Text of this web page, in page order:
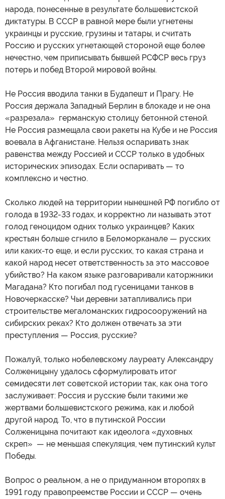
народа, понесенные в результате большевистской
диктатуры. В СССР в равной мере были угнетены
украинцы и русские, грузины и татары, и считать
Россию и русских угнетающей стороной еще более
нечестно, чем приписывать бывшей РСФСР весь груз
потерь и побед Второй мировой войны.
Не Россия вводила танки в Будапешт и Прагу. Не
Россия держала Западный Берлин в блокаде и не она
«разрезала» германскую столицу бетонной стеной.
Не Россия размещала свои ракеты на Кубе и не Россия
воевала в Афганистане. Нельзя оспаривать знак
равенства между Россией и СССР только в удобных
исторических эпизодах. Если оспаривать — то
комплексно и честно.
Сколько людей на территории нынешней РФ погибло от
голода в 1932-33 годах, и корректно ли называть этот
голод геноцидом одних только украинцев? Каких
крестьян больше сгнило в Беломорканале — русских
или каких-то еще, и если русских, то какая страна и
какой народ несет ответственность за это массовое
убийство? На каком языке разговаривали каторжники
Магадана? Кто погибал под гусеницами танков в
Новочеркасске? Чьи деревни затапливались при
строительстве мегаломанских гидросооружений на
сибирских реках? Кто должен отвечать за эти
преступления — Россия, русские?
Пожалуй, только нобелевскому лауреату Александру
Солженицыну удалось сформулировать итог
семидесяти лет советской истории так, как она того
заслуживает: Россия и русские были такими же
жертвами большевистского режима, как и любой
другой народ. То, что в путинской России
Солженицына почитают как идеолога «духовных
скреп» — не меньшая спекуляция, чем путинский культ
Победы.
Вопрос о реальном, а не о придуманном второпях в
1991 году правопреемстве России и СССР — очень